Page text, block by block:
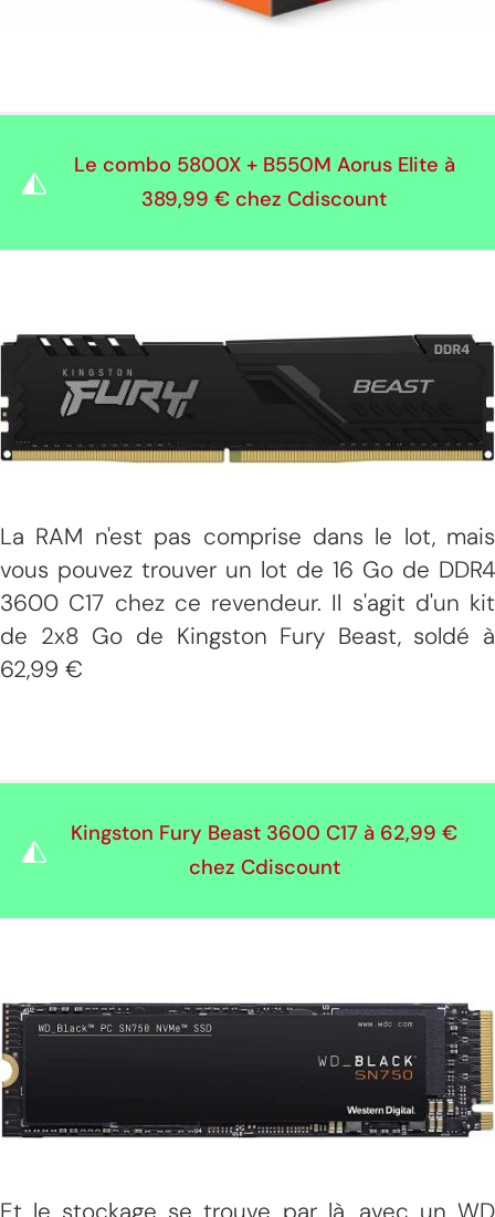
Le combo 5800X + B550M Aorus Elite à
389,99 € chez Cdiscount
La RAM n'est pas comprise dans le lot, mais
vous pouvez trouver un lot de 16 Go de DDR4
3600 C17 chez ce revendeur. Il s'agit d'un kit
de 2x8 Go de Kingston Fury Beast, soldé à
62,99 €
Kingston Fury Beast 3600 C17 à 62,99 €
chez Cdiscount
Et le stockage se trouve par là, avec un WD